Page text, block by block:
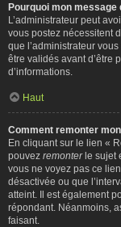
Pourquoi mon message
L’administrateur peut
vous postez nécessitent
que l’administrateur
être validés avant d’être
d’informations.
Haut
Comment remonter
En cliquant sur le lien «
pouvez remonterle sujet
vous ne voyez pas ce
désactivée ou que
atteint. Il est également
répondant. Néanmoins,
faisant.